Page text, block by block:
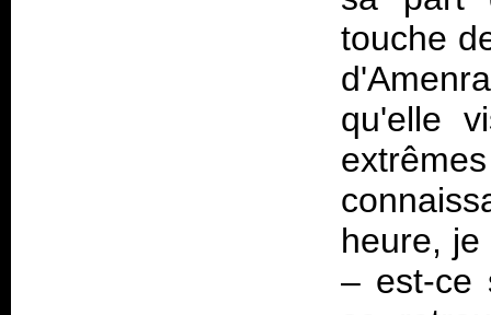
touche
qu'elle
heure,
– est-ce